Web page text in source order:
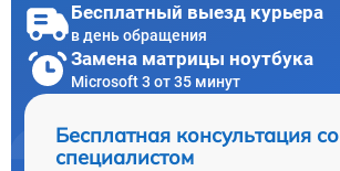
Бесплатный выезд курьера
в день обращения
Замена матрицы ноутбука
Microsoft 3 от 35 минут
Бесплатная консультация со
специалистом